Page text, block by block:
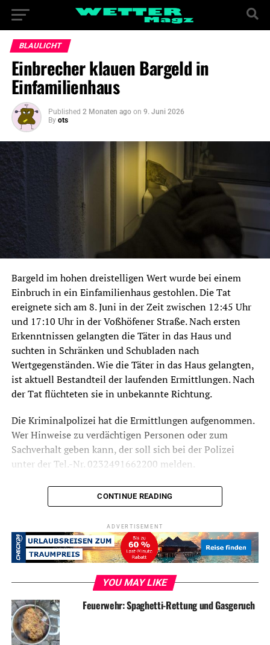
BLAULICHT
Einbrecher klauen Bargeld in
Einfamilienhaus
Published 2 Monaten ago on 9. Juni 2026
By ots
Bargeld im hohen dreistelligen Wert wurde bei einem
Einbruch in ein Einfamilienhaus gestohlen. Die Tat
ereignete sich am 8. Juni in der Zeit zwischen 12:45 Uhr
und 17:10 Uhr in der Voßhöfener Straße. Nach ersten
Erkenntnissen gelangten die Täter in das Haus und
suchten in Schränken und Schubladen nach
Wertgegenständen. Wie die Täter in das Haus gelangten,
ist aktuell Bestandteil der laufenden Ermittlungen. Nach
der Tat flüchteten sie in unbekannte Richtung.
Die Kriminalpolizei hat die Ermittlungen aufgenommen.
Wer Hinweise zu verdächtigen Personen oder zum
Sachverhalt geben kann, der soll sich bei der Polizei
unter der Tel.-Nr. 0232491662200 melden.
ADVERTISEMENT
RELATED TOPICS: BLAULICHT EINBRUCH NEWS
UP NEXT
Seniorin gibt Betrügern Bankkarte mit PIN
CONTINUE READING
ADVERTISEMENT
YOU MAY LIKE
Feuerwehr: Spaghetti-Rettung und Gasgeruch